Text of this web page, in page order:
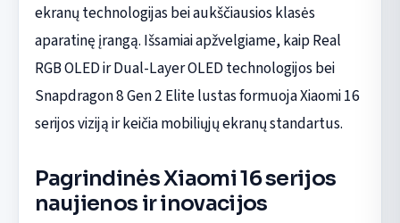
ekranų technologijas bei aukščiausios klasės
aparatinę įrangą. Išsamiai apžvelgiame, kaip Real
RGB OLED ir Dual-Layer OLED technologijos bei
Snapdragon 8 Gen 2 Elite lustas formuoja Xiaomi 16
serijos viziją ir keičia mobiliųjų ekranų standartus.
Pagrindinės Xiaomi 16 serijos
naujienos ir inovacijos